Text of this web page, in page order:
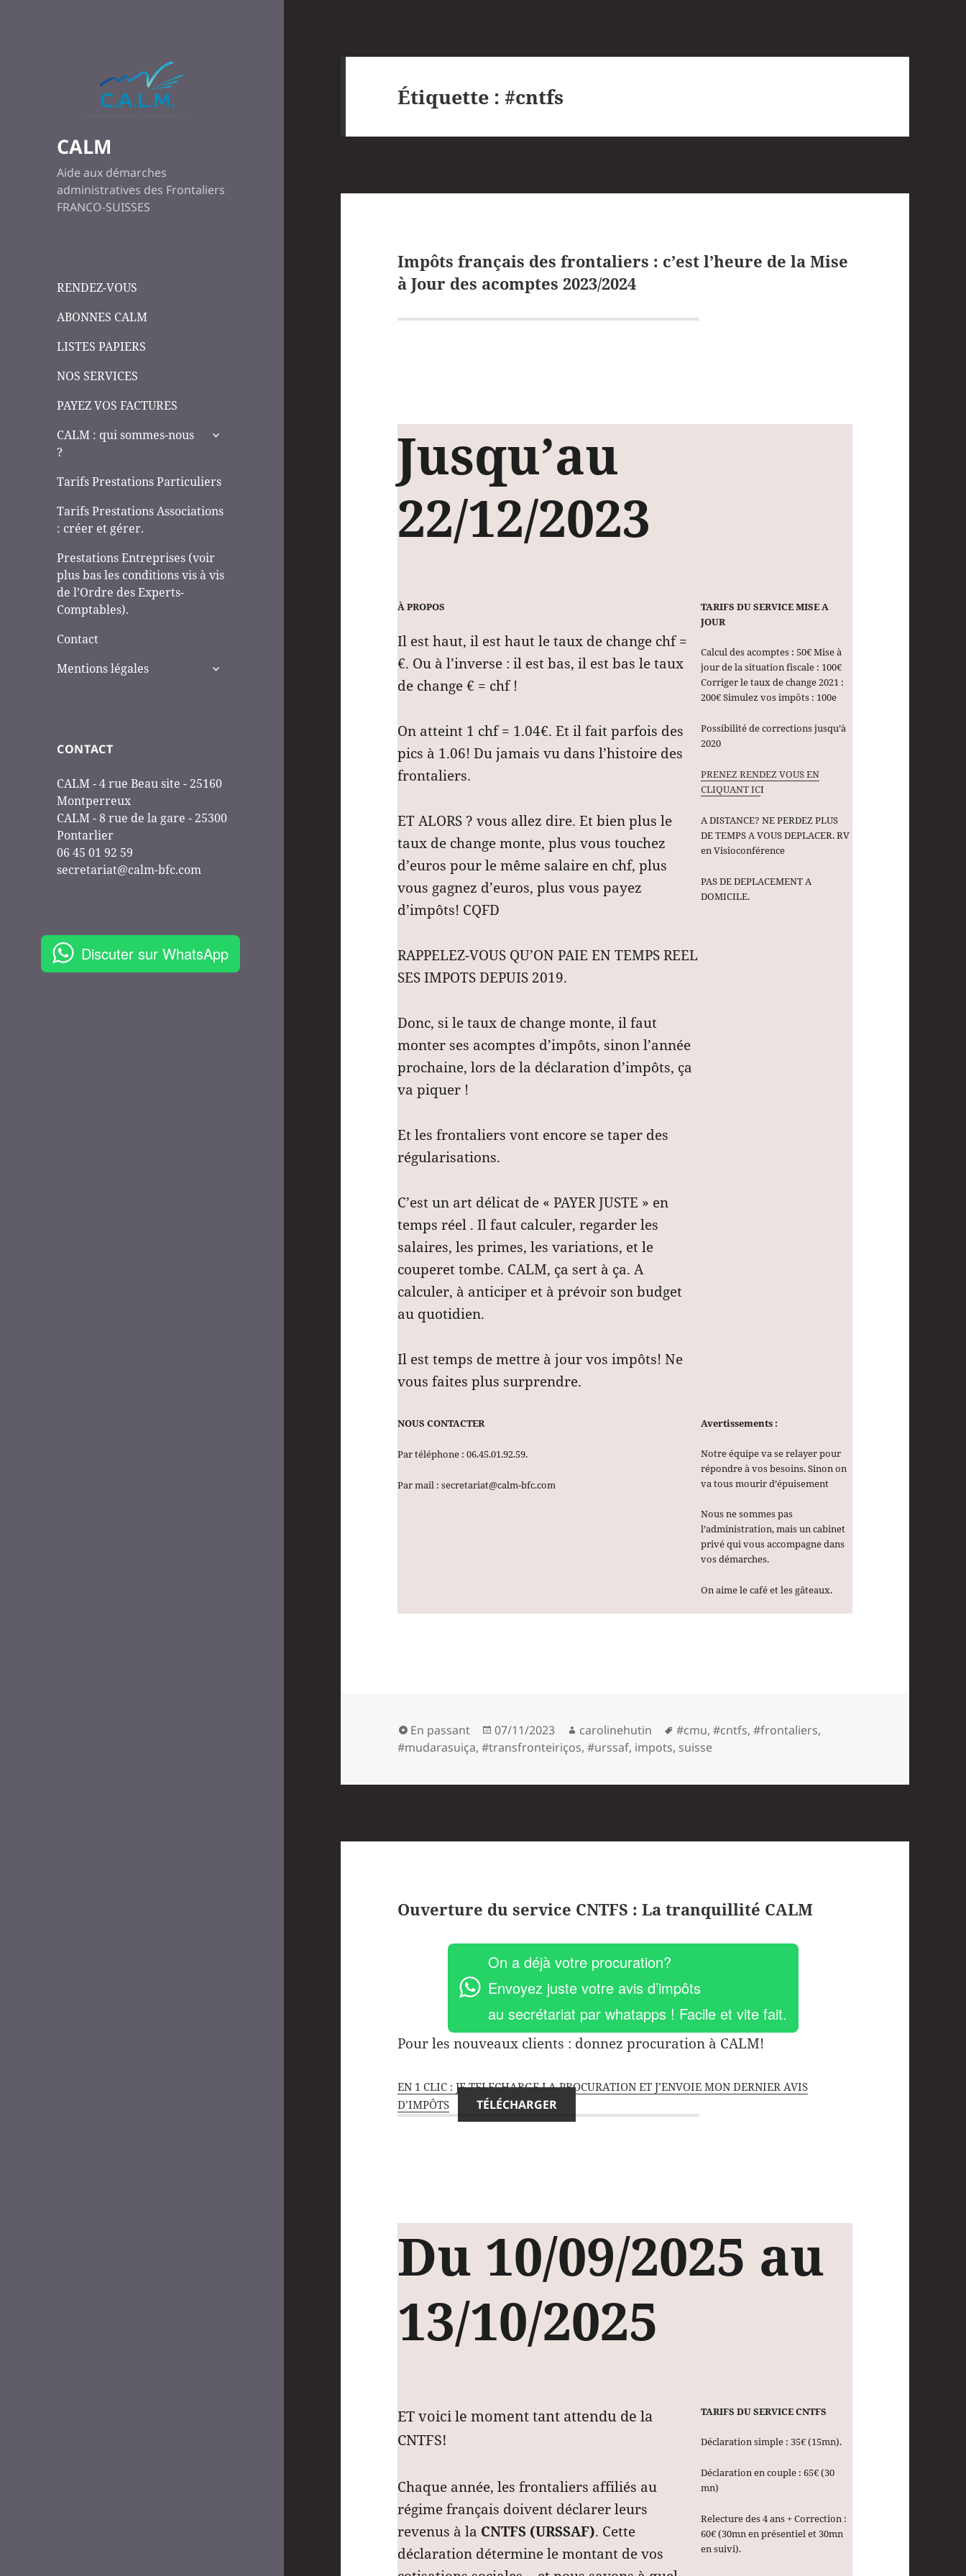
CALM
Aide aux démarches
administratives des Frontaliers
FRANCO-SUISSES
RENDEZ-VOUS
ABONNES CALM
LISTES PAPIERS
NOS SERVICES
PAYEZ VOS FACTURES
CALM : qui sommes-nous
?
ouvrir
menu
Tarifs Prestations Particuliers
Tarifs Prestations Associations
: créer et gérer.
Prestations Entreprises (voir
plus bas les conditions vis à vis
de l’Ordre des Experts-
Comptables).
Contact
Mentions légales
ouvrir
CONTACT
CALM - 4 rue Beau site - 25160
Montperreux
CALM - 8 rue de la gare - 25300
Pontarlier
06 45 01 92 59
secretariat@calm-bfc.com
Discuter sur WhatsApp
Étiquette :#cntfs
Impôts français des frontaliers : c’est l’heure de la Mise
à Jour des acomptes 2023/2024
Jusqu’au
22/12/2023
À PROPOS
Il est haut, il est haut le taux de change chf =
€. Ou à l’inverse : il est bas, il est bas le taux
de change € = chf !
On atteint 1 chf = 1.04€. Et il fait parfois des
pics à 1.06! Du jamais vu dans l’histoire des
frontaliers.
ET ALORS ? vous allez dire. Et bien plus le
taux de change monte, plus vous touchez
d’euros pour le même salaire en chf, plus
vous gagnez d’euros, plus vous payez
d’impôts! CQFD
RAPPELEZ-VOUS QU’ON PAIE EN TEMPS REEL
SES IMPOTS DEPUIS 2019.
Donc, si le taux de change monte, il faut
monter ses acomptes d’impôts, sinon l’année
prochaine, lors de la déclaration d’impôts, ça
va piquer !
Et les frontaliers vont encore se taper des
régularisations.
C’est un art délicat de « PAYER JUSTE » en
temps réel . Il faut calculer, regarder les
salaires, les primes, les variations, et le
couperet tombe. CALM, ça sert à ça. A
calculer, à anticiper et à prévoir son budget
au quotidien.
Il est temps de mettre à jour vos impôts! Ne
vous faites plus surprendre.
TARIFS DU SERVICE MISE A
JOUR
Calcul des acomptes : 50€ Mise à
jour de la situation fiscale : 100€
Corriger le taux de change 2021 :
200€ Simulez vos impôts : 100e
Possibilité de corrections jusqu’à
2020
PRENEZ RENDEZ VOUS EN
CLIQUANT ICI
A DISTANCE? NE PERDEZ PLUS
DE TEMPS A VOUS DEPLACER. RV
en Visioconférence
PAS DE DEPLACEMENT A
DOMICILE.
NOUS CONTACTER
Par téléphone : 06.45.01.92.59.
Par mail : secretariat@calm-bfc.com
Avertissements :
Notre équipe va se relayer pour
répondre à vos besoins. Sinon on
va tous mourir d’épuisement
Nous ne sommes pas
l’administration, mais un cabinet
privé qui vous accompagne dans
vos démarches.
On aime le café et les gâteaux.
Format
En passant
Publié
le
07/11/2023 Auteur
carolinehutin
Mots-
clés
#cmu,#cntfs,#frontaliers,
#mudarasuiça,#transfronteiriços,#urssaf, impots, suisse
Ouverture du service CNTFS : La tranquillité CALM
On a déjà votre procuration?
Envoyez juste votre avis d’impôts
au secrétariat par whatapps ! Facile et vite fait.
Pour les nouveaux clients : donnez procuration à CALM!
EN 1 CLIC : JE TELECHARGE LA PROCURATION ET J’ENVOIE MON DERNIER AVIS
D’IMPÔTS
TÉLÉCHARGER
Du 10/09/2025 au
13/10/2025
ET voici le moment tant attendu de la
CNTFS!
Chaque année, les frontaliers affiliés au
régime français doivent déclarer leurs
revenus à la CNTFS (URSSAF). Cette
déclaration détermine le montant de vos
TARIFS DU SERVICE CNTFS
Déclaration simple : 35€ (15mn).
Déclaration en couple : 65€ (30
mn)
Relecture des 4 ans + Correction :
60€ (30mn en présentiel et 30mn
en suivi).